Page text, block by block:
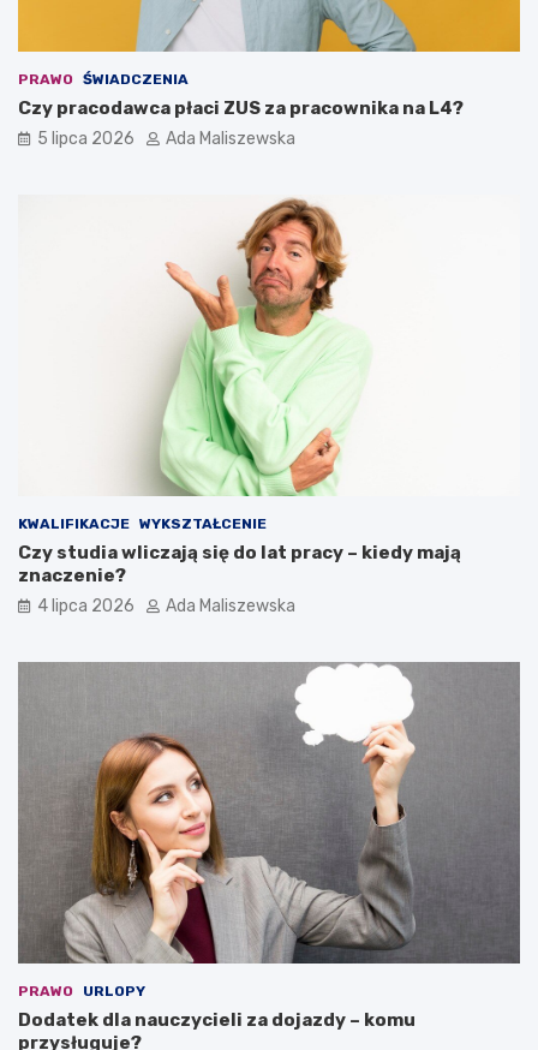
PRAWO ŚWIADCZENIA
Czy pracodawca płaci ZUS za pracownika na L4?
5 lipca 2026 Ada Maliszewska
KWALIFIKACJE WYKSZTAŁCENIE
Czy studia wliczają się do lat pracy – kiedy mają
znaczenie?
4 lipca 2026 Ada Maliszewska
PRAWO URLOPY
Dodatek dla nauczycieli za dojazdy – komu
przysługuje?